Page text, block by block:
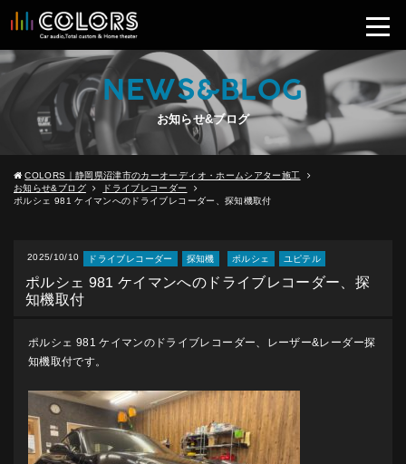
NEWS&BLOG
お知らせ&ブログ
COLORS｜静岡県沼津市のカーオーディオ・ホームシアター施工
お知らせ&ブログ
ドライブレコーダー
ポルシェ 981 ケイマンへのドライブレコーダー、探知機取付
2025/10/10 ドライブレコーダー 探知機 ポルシェ ユピテル
ポルシェ 981 ケイマンへのドライブレコーダー、探
知機取付
ポルシェ 981 ケイマンのドライブレコーダー、レーザー&レーダー探
知機取付です。